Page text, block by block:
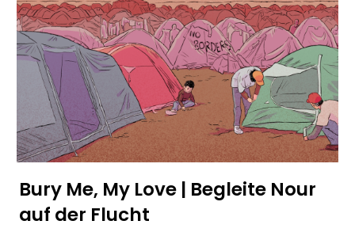
Bury Me, My Love | Begleite Nour
auf der Flucht